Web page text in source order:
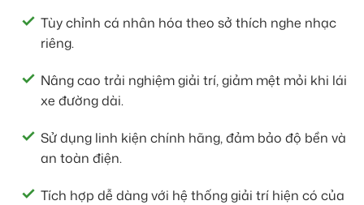
Tùy chỉnh cá nhân hóa theo sở thích nghe nhạc
riêng.
Nâng cao trải nghiệm giải trí, giảm mệt mỏi khi lái
xe đường dài.
Sử dụng linh kiện chính hãng, đảm bảo độ bền và
an toàn điện.
Tích hợp dễ dàng với hệ thống giải trí hiện có của